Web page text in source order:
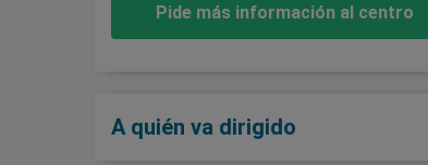
Pide más información al centro
A quién va dirigido